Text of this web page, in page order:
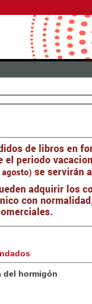
Agroalimentaria